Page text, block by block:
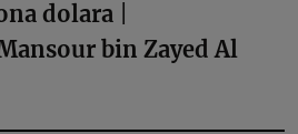
dolara
bin Zayed Al